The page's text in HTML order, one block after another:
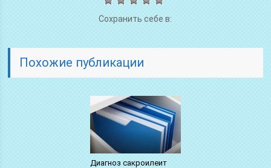
Сохранить себе в:
Похожие публикации
Диагноз сакроилеит